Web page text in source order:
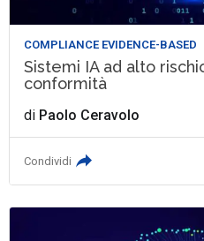
COMPLIANCE EVIDENCE-BASED
Sistemi IA ad alto
conformità
di Paolo Ceravolo
Condividi